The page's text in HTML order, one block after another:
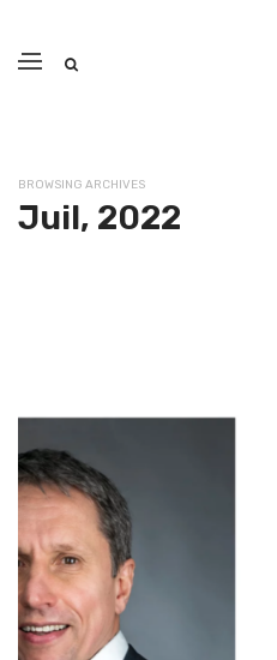
BROWSING ARCHIVES
Juil, 2022